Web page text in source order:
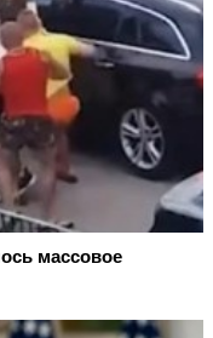
массовое